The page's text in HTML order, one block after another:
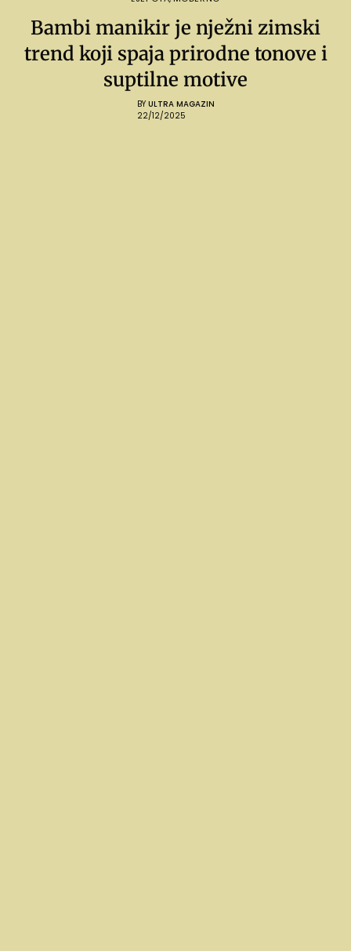
Bambi manikir je nježni zimski
trend koji spaja prirodne tonove i
suptilne motive
BY ULTRA MAGAZIN
22/12/2025